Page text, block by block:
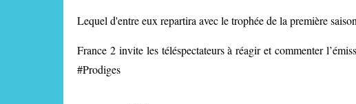
Lequel d'entre eux repartira avec le trophée de la première
France 2 invite les téléspectateurs à réagir et commenter
#Prodiges